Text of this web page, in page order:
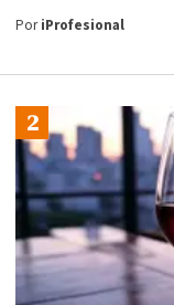
PoriProfesional